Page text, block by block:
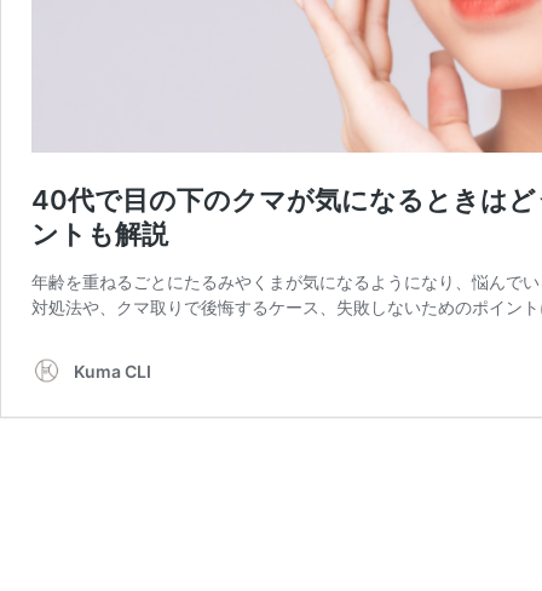
40代で目の下のクマが気になるときは
ントも解説
年齢を重ねるごとにたるみやくまが気になるようになり、悩んで
対処法や、クマ取りで後悔するケース、失敗しないためのポイン
Kuma CLI